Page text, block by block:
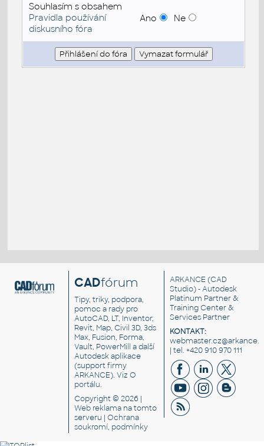
Souhlasím s obsahem
Pravidla používání
diskusního fóra
Ano Ne
CADfórum
Tipy, triky, podpora,
pomoc a rady pro
AutoCAD, LT, Inventor,
Revit, Map, Civil 3D, 3ds
Max, Fusion, Forma,
Vault, PowerMill a další
Autodesk aplikace
(support firmy
ARKANCE). VizO
portálu.
Copyright © 2026 |
Web reklama na tomto
serveru |Ochrana
soukromí, podmínky
ARKANCE (CAD
Studio) - Autodesk
Platinum Partner &
Training Center &
Services Partner
KONTAKT:
| tel. +420 910 970 111